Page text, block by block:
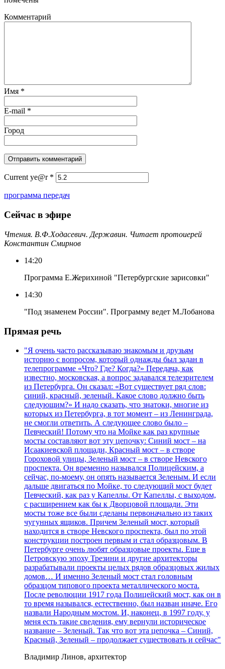
Комментарий
Имя *
E-mail *
Город
Current ye@r *
программа передач
Сейчас в эфире
Чтения. В.Ф.Ходасевич. Державин. Читает протоиерей
Константин Смирнов
14:20
Программа Е.Жерихиной "Петербургские зарисовки"
14:30
"Под знаменем России". Программу ведет М.Лобанова
Прямая речь
"Я очень часто рассказываю знакомым и друзьям
историю с вопросом, который однажды был задан в
телепрограмме «Что? Где? Когда?» Передача, как
известно, московская, а вопрос задавался телезрителем
из Петербурга. Он сказал: «Вот существует ряд слов:
синий, красный, зеленый. Какое слово должно быть
следующим?» И надо сказать, что знатоки, многие из
которых из Петербурга, в тот момент – из Ленинграда,
не смогли ответить. А следующее слово было –
Певческий! Потому что на Мойке как раз крупные
мосты составляют вот эту цепочку: Синий мост – на
Исаакиевской площади, Красный мост – в створе
Гороховой улицы, Зеленый мост – в створе Невского
проспекта. Он временно назывался Полицейским, а
сейчас, по-моему, он опять называется Зеленым. И если
дальше двигаться по Мойке, то следующий мост будет
Певческий, как раз у Капеллы. От Капеллы, с выходом,
с расширением как бы к Дворцовой площади. Эти
мосты тоже все были сделаны первоначально из таких
чугунных ящиков. Причем Зеленый мост, который
находится в створе Невского проспекта, был по этой
конструкции построен первым и стал образцовым. В
Петербурге очень любят образцовые проекты. Еще в
Петровскую эпоху Трезини и другие архитекторы
разрабатывали проекты целых рядов образцовых жилых
домов… И именно Зеленый мост стал головным
образцом типового проекта металлического моста.
После революции 1917 года Полицейский мост, как он в
то время назывался, естественно, был назван иначе. Его
назвали Народным мостом. И, наконец, в 1997 году, у
меня есть такие сведения, ему вернули историческое
название – Зеленый. Так что вот эта цепочка – Синий,
Красный, Зеленый – продолжает существовать и сейчас"
Владимир Линов, архитектор